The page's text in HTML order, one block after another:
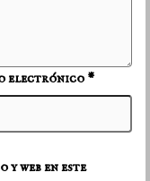
electrónico*
web en este